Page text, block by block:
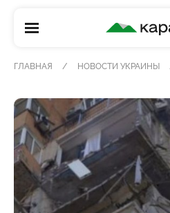
КАРАЧУН
ГЛАВНАЯ НОВОСТИ УКРАИНЫ